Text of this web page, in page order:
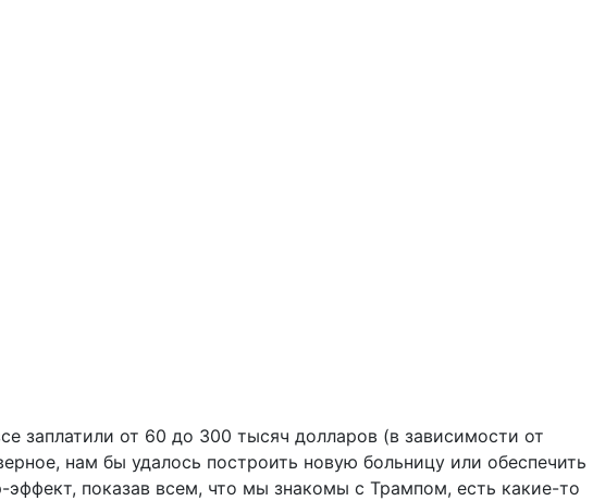
заплатили от 60 до 300 тысяч долларов (в зависимости от
нам бы удалось построить новую больницу или обеспечить
показав всем, что мы знакомы с Трампом, есть какие-то